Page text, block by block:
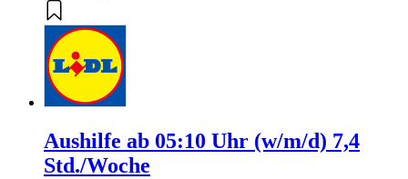
Aushilfe ab 05:10 Uhr (w/m/d) 7,4
Std./Woche